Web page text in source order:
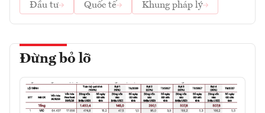
Đầu tư
Quốc tế Khung pháp lý
Đừng bỏ lỡ